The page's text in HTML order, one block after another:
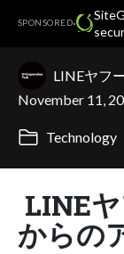
SPONSORED·
LINEヤフ
November 11,
Technology
LINE
からの